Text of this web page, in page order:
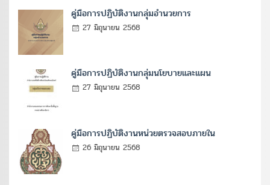
คู่มือการปฏิบัติงานกลุ่มอำนวยการ
27 มิถุนายน 2568
คู่มือการปฏิบัติงานกลุ่มนโยบายและแผน
27 มิถุนายน 2568
คู่มือการปฏิบัติงานหน่วยตรวจสอบภายใน
26 มิถุนายน 2568